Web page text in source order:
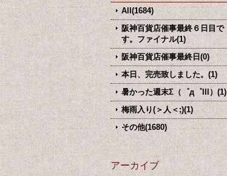
All(1684)
阪神百貨店催事最終６日目で
す。ファイナル(1)
阪神百貨店催事最終日(0)
本日、完売致しました。(1)
暑かった週末Σ（゜д゜lll）(1)
梅雨入り(＞人＜;)(1)
その他(1680)
アーカイブ